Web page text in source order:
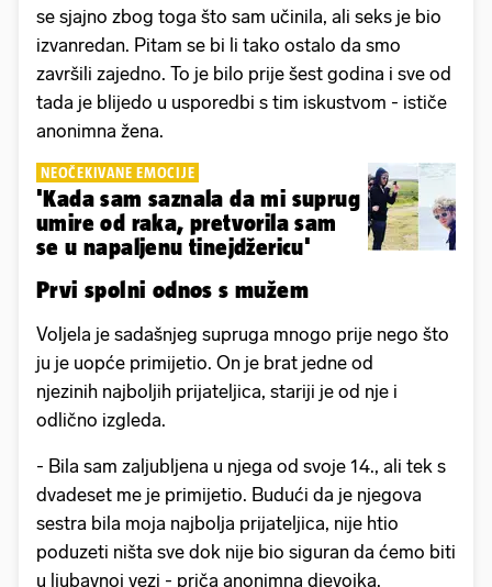
se sjajno zbog toga što sam učinila, ali seks je bio
izvanredan. Pitam se bi li tako ostalo da smo
završili zajedno. To je bilo prije šest godina i sve od
tada je blijedo u usporedbi s tim iskustvom - ističe
anonimna žena.
NEOČEKIVANE EMOCIJE
'Kada sam saznala da mi suprug
umire od raka, pretvorila sam
se u napaljenu tinejdžericu'
Prvi spolni odnos s mužem
Voljela je sadašnjeg supruga mnogo prije nego što
ju je uopće primijetio. On je brat jedne od
njezinih najboljih prijateljica, stariji je od nje i
odlično izgleda.
- Bila sam zaljubljena u njega od svoje 14., ali tek s
dvadeset me je primijetio. Budući da je njegova
sestra bila moja najbolja prijateljica, nije htio
poduzeti ništa sve dok nije bio siguran da ćemo biti
u ljubavnoj vezi - priča anonimna djevojka.